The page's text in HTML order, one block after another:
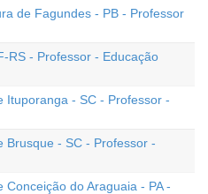
de Fagundes - PB - Professor
RS - Professor - Educação
Ituporanga - SC - Professor -
Brusque - SC - Professor -
Conceição do Araguaia - PA -